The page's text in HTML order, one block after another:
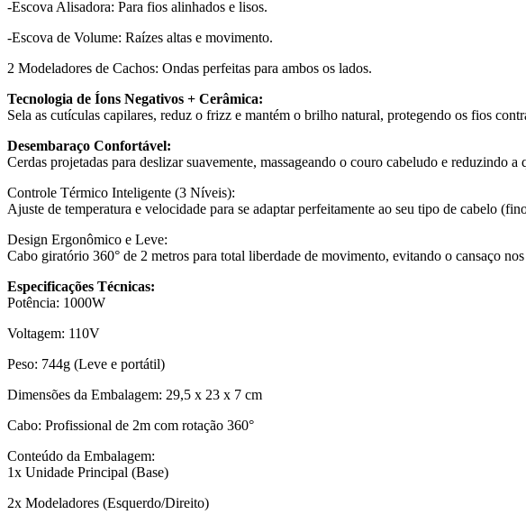
-Escova Alisadora: Para fios alinhados e lisos.
-Escova de Volume: Raízes altas e movimento.
2 Modeladores de Cachos: Ondas perfeitas para ambos os lados.
Tecnologia de Íons Negativos + Cerâmica:
Sela as cutículas capilares, reduz o frizz e mantém o brilho natural, protegendo os fios
Desembaraço Confortável:
Cerdas projetadas para deslizar suavemente, massageando o couro cabeludo e reduzindo a
Controle Térmico Inteligente (3 Níveis):
Ajuste de temperatura e velocidade para se adaptar perfeitamente ao seu tipo de cabelo
Design Ergonômico e Leve:
Cabo giratório 360° de 2 metros para total liberdade de movimento, evitando o cansaço
Especificações Técnicas:
Potência: 1000W
Voltagem: 110V
Peso: 744g (Leve e portátil)
Dimensões da Embalagem: 29,5 x 23 x 7 cm
Cabo: Profissional de 2m com rotação 360°
Conteúdo da Embalagem:
1x Unidade Principal (Base)
2x Modeladores (Esquerdo/Direito)